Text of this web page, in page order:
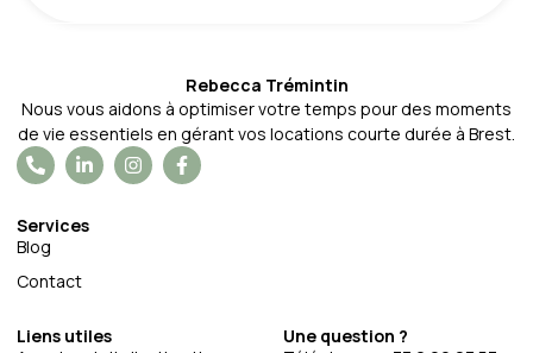
Rebecca Trémintin
Nous vous aidons à optimiser votre temps pour des moments
de vie essentiels en gérant vos locations courte durée à Brest.
Services
Blog
Contact
Liens utiles
Une question ?